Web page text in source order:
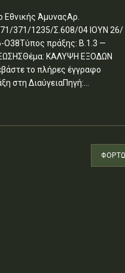
Εθνικής ΆμυναςΑρ.
371/1235/Σ.608/04 ΙΟΥΝ 26/
πράξης: Β.1.3 —
ΚΑΛΥΨΗ ΕΞΟΔΩΝ
το πλήρες έγγραφο
στη ΔιαύγειαΠηγή:...